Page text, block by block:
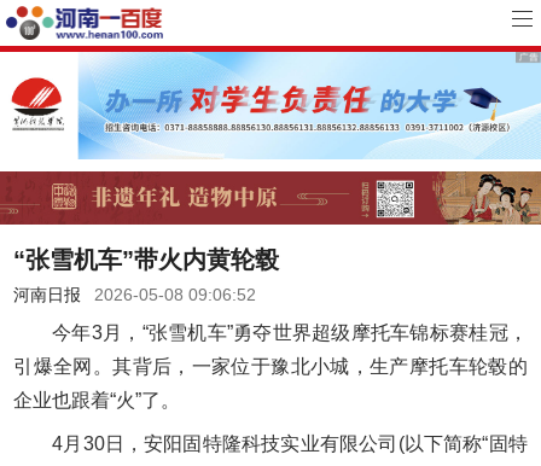
“张雪机车”带火内黄轮毂
河南日报 2026-05-08 09:06:52
今年3月，“张雪机车”勇夺世界超级摩托车锦标赛桂冠，
引爆全网。其背后，一家位于豫北小城，生产摩托车轮毂的
企业也跟着“火”了。
4月30日，安阳固特隆科技实业有限公司(以下简称“固特